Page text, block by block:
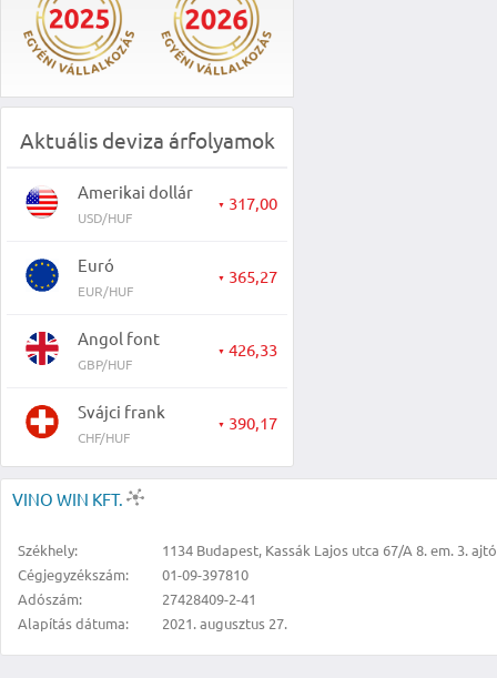
Aktuális deviza árfolyamok
Amerikai dollár
USD/HUF
▼ 317,00
Euró
EUR/HUF
▼ 365,27
Angol font
GBP/HUF
▼ 426,33
Svájci frank
CHF/HUF
▼ 390,17
VINO WIN KFT.
Székhely:
1134 Budapest, Kassák Lajos utca 67/A 8. em. 3. ajtó
Cégjegyzékszám:
01-09-397810
Adószám:
27428409-2-41
Alapítás dátuma:
2021. augusztus 27.